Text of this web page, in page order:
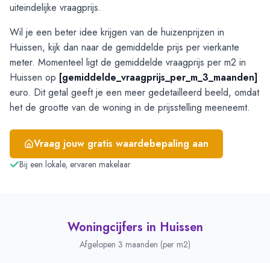
uiteindelijke vraagprijs.
Wil je een beter idee krijgen van de huizenprijzen in
Huissen, kijk dan naar de gemiddelde prijs per vierkante
meter. Momenteel ligt de gemiddelde vraagprijs per m2 in
Huissen op [gemiddelde_vraagprijs_per_m_3_maanden]
euro. Dit getal geeft je een meer gedetailleerd beeld, omdat
het de grootte van de woning in de prijsstelling meeneemt.
Vraag jouw gratis waardebepaling aan
Bij een lokale, ervaren makelaar
Woningcijfers in Huissen
Afgelopen 3 maanden (per m2)